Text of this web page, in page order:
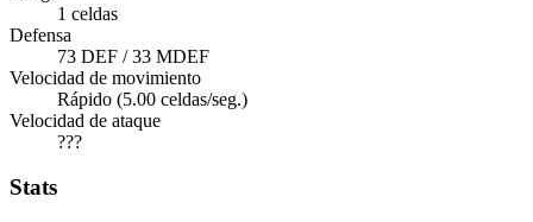
1 celdas
Defensa
73 DEF / 33 MDEF
Velocidad de movimiento
Rápido (5.00 celdas/seg.)
Velocidad de ataque
???
Stats